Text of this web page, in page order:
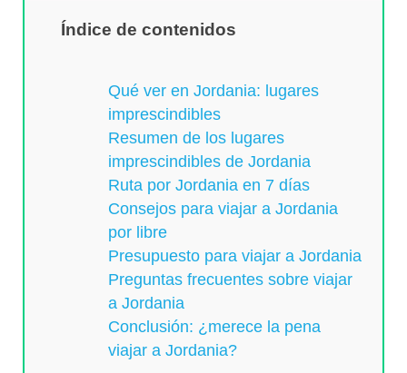
Índice de contenidos
Qué ver en Jordania: lugares
imprescindibles
Resumen de los lugares
imprescindibles de Jordania
Ruta por Jordania en 7 días
Consejos para viajar a Jordania
por libre
Presupuesto para viajar a Jordania
Preguntas frecuentes sobre viajar
a Jordania
Conclusión: ¿merece la pena
viajar a Jordania?